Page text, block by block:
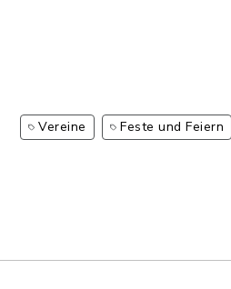
Vereine Feste und Feiern